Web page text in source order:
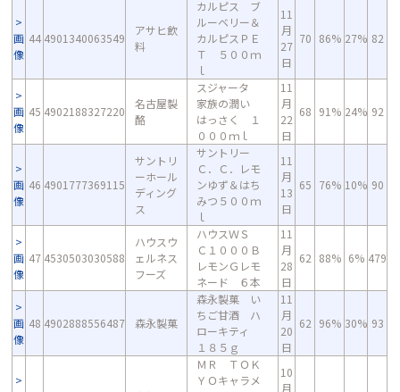
画
像
44 4901340063549
アサヒ飲
料
カルピス ブ
ルーベリー＆
カルピスＰＥ
Ｔ ５００ｍ
ｌ
11
月
27
日
70 86% 27% 82
画
像
45 4902188327220
名古屋製
酪
スジャータ
家族の潤い
はっさく １
０００ｍｌ
11
月
22
日
68 91% 24% 92
画
像
46 4901777369115
サントリ
ーホール
ディング
ス
サントリー
Ｃ．Ｃ．レモ
ンゆず＆はち
みつ５００ｍ
ｌ
11
月
13
日
65 76% 10% 90
画
像
47 4530503030588
ハウスウ
ェルネス
フーズ
ハウスＷＳ
Ｃ１０００Ｂ
レモンＧレモ
ネード ６本
11
月
28
日
62 88% 6% 479
画
像
48 4902888556487 森永製菓
森永製菓 い
ちご甘酒 ハ
ローキティ
１８５ｇ
11
月
20
日
62 96% 30% 93
ＭＲ ＴＯＫ
ＹＯキャラメ
10
月